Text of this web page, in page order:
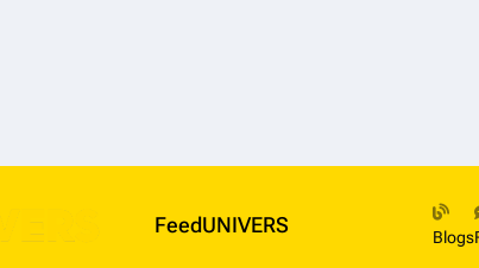
FeedUNIVERS Blogs